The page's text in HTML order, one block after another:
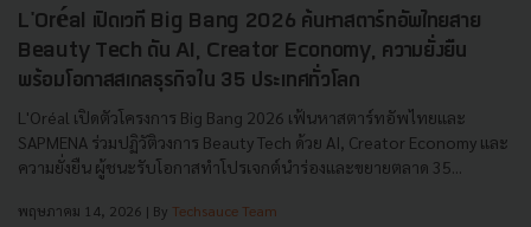
L'Oréal เปิดเวที Big Bang 2026 ค้นหาสตาร์ทอัพไทยสาย
Beauty Tech ดัน AI, Creator Economy, ความยั่งยืน
พร้อมโอกาสสเกลธุรกิจใน 35 ประเทศทั่วโลก
L'Oréal เปิดตัวโครงการ Big Bang 2026 เฟ้นหาสตาร์ทอัพไทยและ
SAPMENA ร่วมปฏิวัติวงการ Beauty Tech ด้วย AI, Creator Economy และ
ความยั่งยืน ผู้ชนะรับโอกาสทำโปรเจกต์นำร่องและขยายตลาด 35...
พฤษภาคม 14, 2026 | By Techsauce Team